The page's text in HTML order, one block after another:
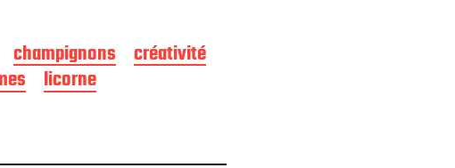
champignons
créativité
licorne